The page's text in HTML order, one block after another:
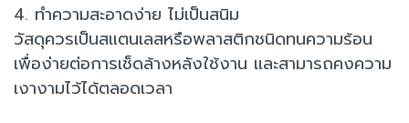
4. ทำความสะอาดง่าย ไม่เป็นสนิม
วัสดุควรเป็นสแตนเลสหรือพลาสติกชนิดทนความร้อน
เพื่อง่ายต่อการเช็ดล้างหลังใช้งาน และสามารถคงความ
เงางามไว้ได้ตลอดเวลา